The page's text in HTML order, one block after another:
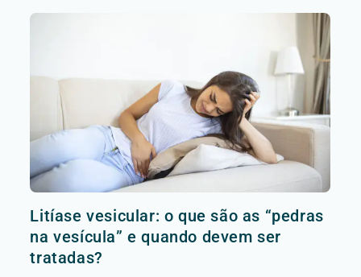
Litíase vesicular: o que são as “pedras
na vesícula” e quando devem ser
tratadas?